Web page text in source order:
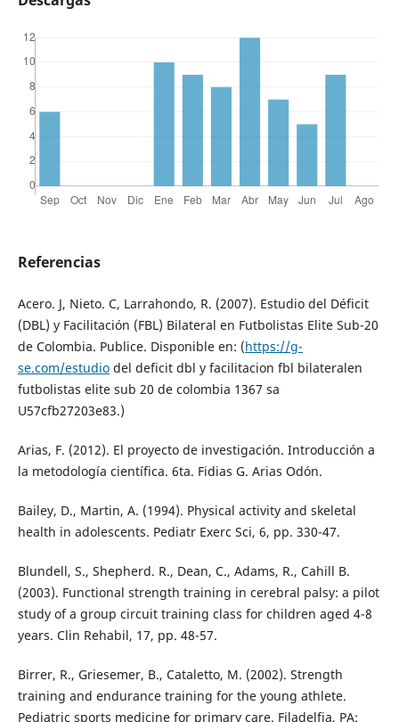
Referencias
Acero. J, Nieto. C, Larrahondo, R. (2007). Estudio del Déficit
(DBL) y Facilitación (FBL) Bilateral en Futbolistas Elite Sub-20
de Colombia. Publice. Disponible en: (https://g-
se.com/estudiodel deficit dbl y facilitacion fbl bilateralen
futbolistas elite sub 20 de colombia 1367 sa
U57cfb27203e83.)
Arias, F. (2012). El proyecto de investigación. Introducción a
la metodología científica. 6ta. Fidias G. Arias Odón.
Bailey, D., Martin, A. (1994). Physical activity and skeletal
health in adolescents. Pediatr Exerc Sci, 6, pp. 330-47.
Blundell, S., Shepherd. R., Dean, C., Adams, R., Cahill B.
(2003). Functional strength training in cerebral palsy: a pilot
study of a group circuit training class for children aged 4-8
years. Clin Rehabil, 17, pp. 48-57.
Birrer, R., Griesemer, B., Cataletto, M. (2002). Strength
training and endurance training for the young athlete.
Pediatric sports medicine for primary care. Filadelfia, PA: